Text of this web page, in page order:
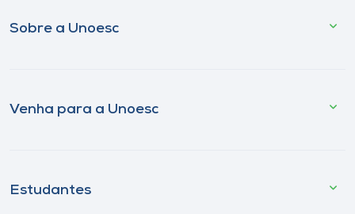
Sobre a Unoesc
Venha para a Unoesc
Estudantes